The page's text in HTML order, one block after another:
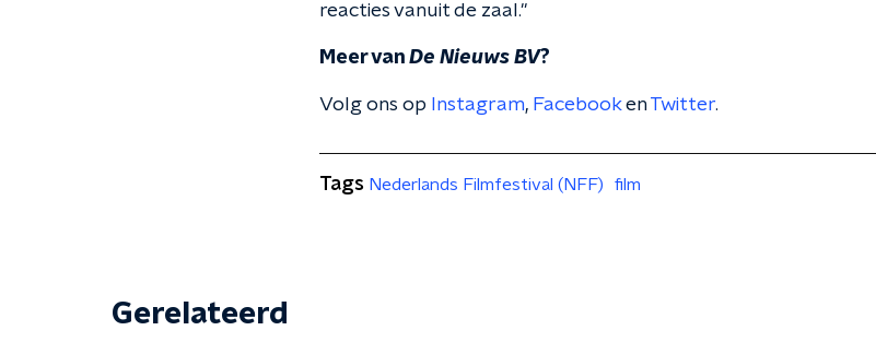
reacties vanuit de zaal."
Meer van De Nieuws BV?
Volg ons op Instagram, FacebookenTwitter.
Tags Nederlands Filmfestival (NFF) film
Gerelateerd